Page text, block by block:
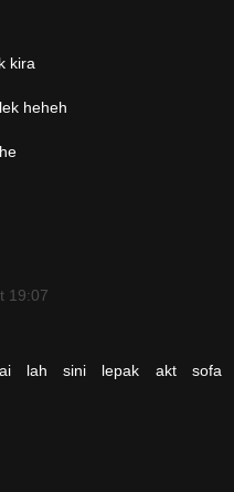
kira
heheh
19:07
lah sini lepak akt sofa